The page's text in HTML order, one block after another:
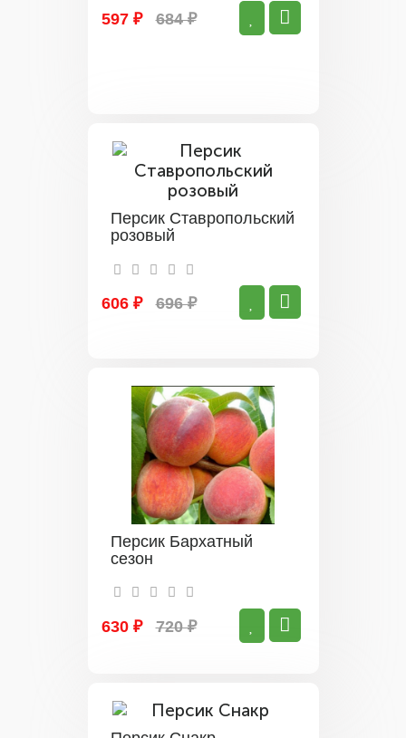
597 ₽ 684 ₽
Персик Ставропольский
розовый
606 ₽ 696 ₽
Персик Бархатный
сезон
630 ₽ 720 ₽